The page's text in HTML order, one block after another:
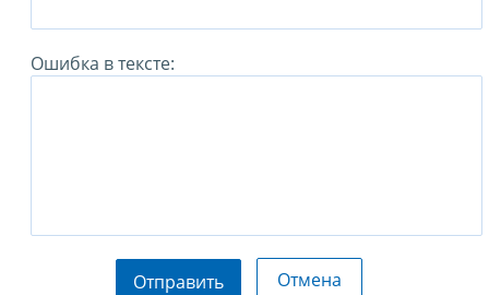
Ошибка в тексте:
Отправить Отмена